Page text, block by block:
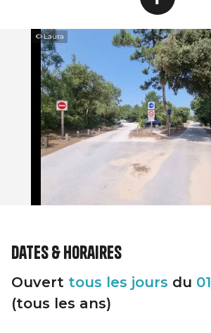
© Laura
Dates & horaires
Ouvert tous les jours du
(tous les ans)